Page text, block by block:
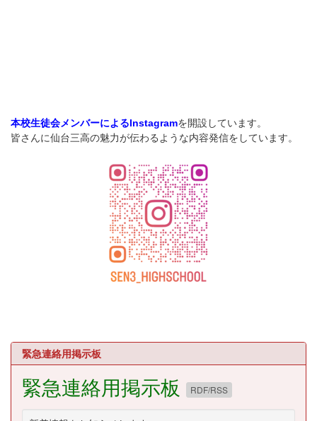
本校生徒会メンバーによるInstagramを開設しています。
皆さんに仙台三高の魅力が伝わるような内容発信をしています。
緊急連絡用掲示板
緊急連絡用掲示板 RDF/RSS